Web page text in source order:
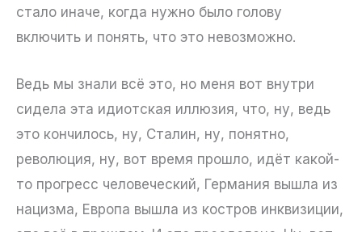
стало иначе, когда нужно было голову
включить и понять, что это невозможно.
Ведь мы знали всё это, но меня вот внутри
сидела эта идиотская иллюзия, что, ну, ведь
это кончилось, ну, Сталин, ну, понятно,
революция, ну, вот время прошло, идёт какой-
то прогресс человеческий, Германия вышла из
нацизма, Европа вышла из костров инквизиции,